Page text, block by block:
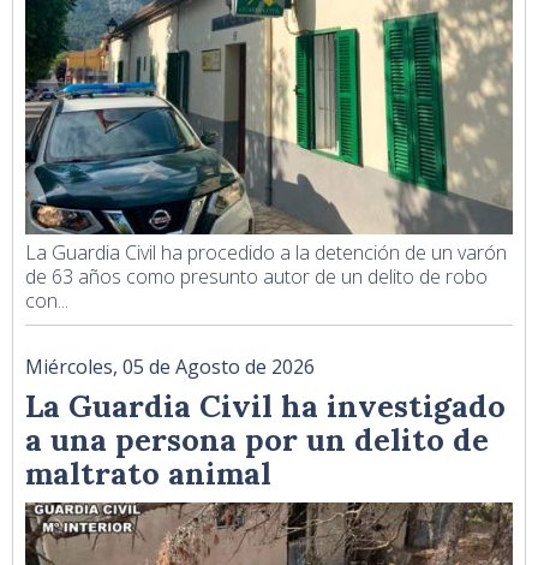
La Guardia Civil ha procedido a la detención de un varón
de 63 años como presunto autor de un delito de robo
con...
Miércoles, 05 de Agosto de 2026
La Guardia Civil ha investigado
a una persona por un delito de
maltrato animal